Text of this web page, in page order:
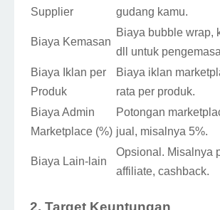
Supplier
gudang kamu.
Biaya Kemasan
Biaya bubble wrap,
dll untuk
Biaya Iklan per
Produk
Biaya iklan
rata per produk.
Biaya Admin
Marketplace (%)
Potongan
jual, misalnya 5%.
Biaya Lain-lain
Opsional. Misalnya
affiliate, cashback.
2. Target Keuntungan